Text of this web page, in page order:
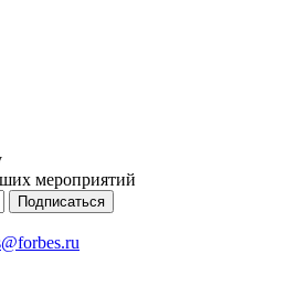
мероприятий
Подписаться